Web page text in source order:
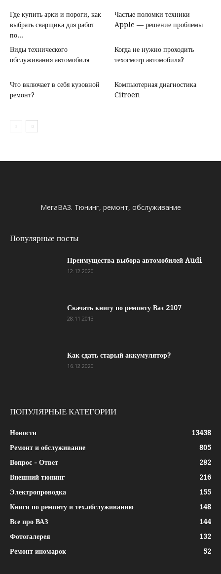
Где купить арки и пороги, как
выбрать сварщика для работ
по...
Частые поломки техники
Apple — решение проблемы
Виды технического
обслуживания автомобиля
Когда не нужно проходить
техосмотр автомобиля?
Что включает в себя кузовной
ремонт?
Компьютерная диагностика
Citroen
МегаВАЗ. Тюнинг, ремонт, обслуживание
Популярные посты
Преимущества выбора автомобилей Audi
12.12.2020
Скачать книгу по ремонту Ваз 2107
28.11.2013
Как сдать старый аккумулятор?
16.12.2020
ПОПУЛЯРНЫЕ КАТЕГОРИИ
Новости
13438
Ремонт и обслуживание
805
Вопрос - Ответ
282
Внешний тюнинг
216
Электропроводка
155
Книги по ремонту и тех.обслуживанию
148
Все про ВАЗ
144
Фотогалерея
132
Ремонт иномарок
52